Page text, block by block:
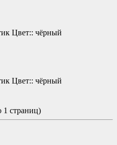
Цвет:: чёрный
Цвет:: чёрный
1 страниц)